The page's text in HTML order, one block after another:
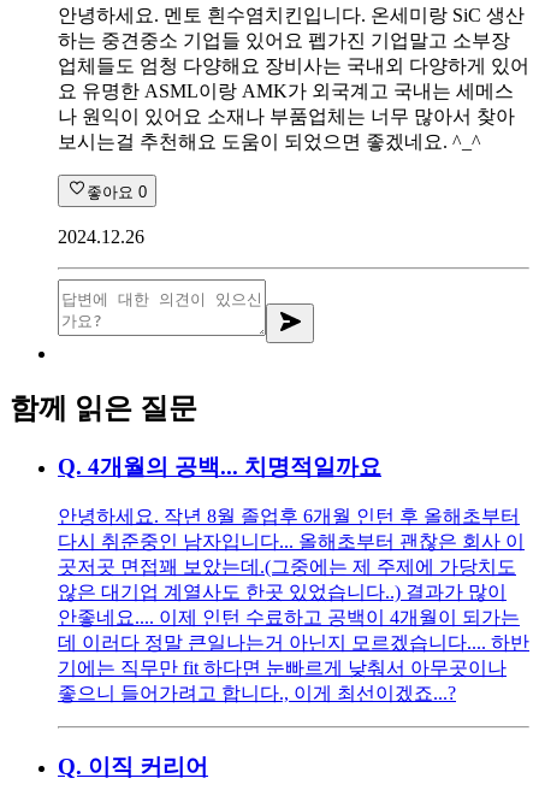
안녕하세요. 멘토 흰수염치킨입니다. 온세미랑 SiC 생산
하는 중견중소 기업들 있어요 펩가진 기업말고 소부장
업체들도 엄청 다양해요 장비사는 국내외 다양하게 있어
요 유명한 ASML이랑 AMK가 외국계고 국내는 세메스
나 원익이 있어요 소재나 부품업체는 너무 많아서 찾아
보시는걸 추천해요 도움이 되었으면 좋겠네요. ^_^
좋아요 0
2024.12.26
함께 읽은 질문
Q. 4개월의 공백... 치명적일까요
안녕하세요. 작년 8월 졸업후 6개월 인턴 후 올해초부터
다시 취준중인 남자입니다... 올해초부터 괜찮은 회사 이
곳저곳 면접꽤 보았는데.(그중에는 제 주제에 가당치도
않은 대기업 계열사도 한곳 있었습니다..) 결과가 많이
안좋네요.... 이제 인턴 수료하고 공백이 4개월이 되가는
데 이러다 정말 큰일나는거 아닌지 모르겠습니다.... 하반
기에는 직무만 fit 하다면 눈빠르게 낮춰서 아무곳이나
좋으니 들어가려고 합니다., 이게 최선이겠죠...?
Q. 이직 커리어